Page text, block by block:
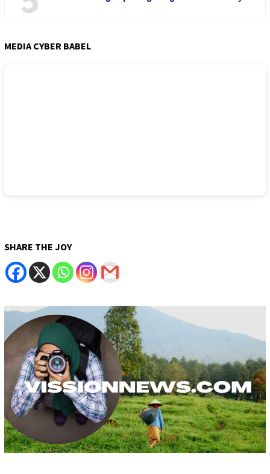
MEDIA CYBER BABEL
SHARE THE JOY